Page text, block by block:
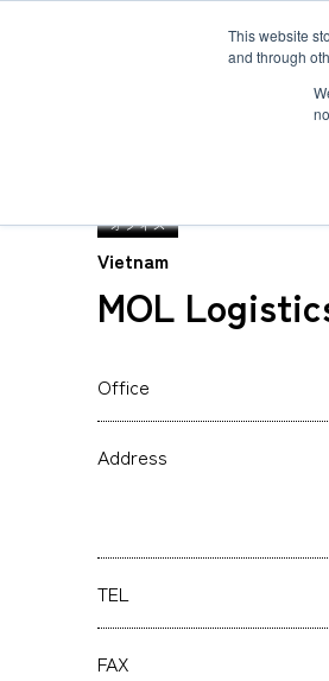
This website
and through
重量物・プロジェクト貨
国際航空輸送
インタクトサービス
爆発物検査
航空貨物搬入先一覧
海外引越
お客様事例
Safety＆Value
トップメッセージ
３分で分かるMOL Logistics
オフィス
Vietnam
MOL
Office
Address
TEL
FAX